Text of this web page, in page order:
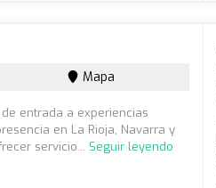
Mapa
entrada a experiencias
en La Rioja, Navarra y
servicio... Seguir leyendo